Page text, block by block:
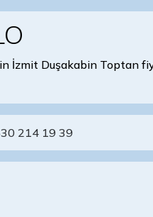
İzmit Duşakabin Toptan
214 19 39